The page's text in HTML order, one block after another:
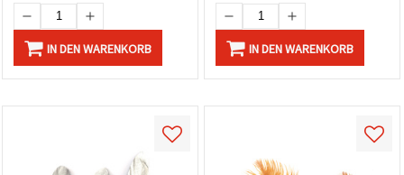
IN DEN WARENKORB IN DEN WARENKORB